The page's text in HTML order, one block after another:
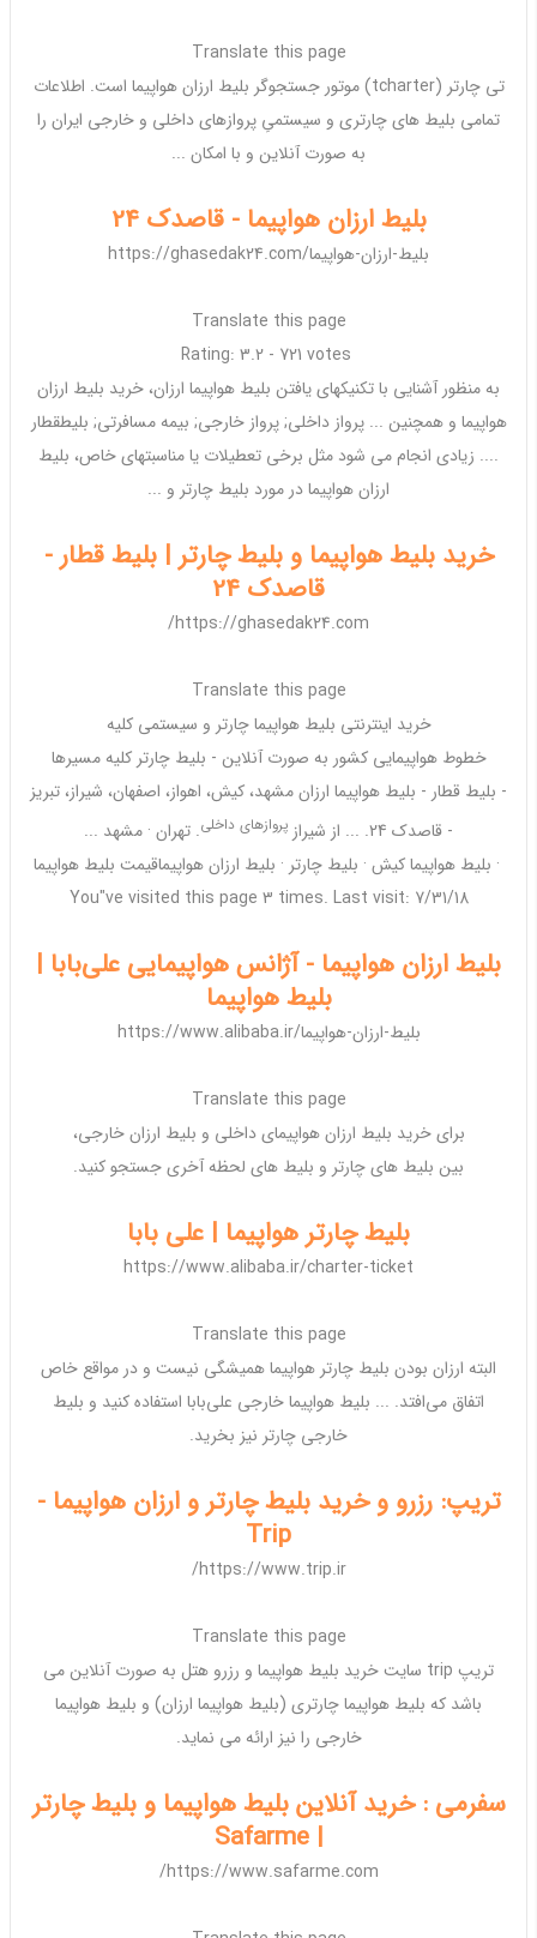
Translate this page
تیچارتر (tcharter) موتور جستجوگر بلیط ارزان هواپیما است. اطلاعات
تمامی بلیط های چارتری و سیستمیِ پروازهایداخلی و خارجی ایران را
به صورت آنلاین و با امکان ...
بلیط ارزان هواپیما - قاصدک 24
https://ghasedak24.com/بلیط-ارزان-هواپیما
Translate this page
به منظور آشنایی با تکنیکهای یافتن بلیط هواپیما ارزان، خرید بلیط ارزان
هواپیما و همچنین ... پروازداخلی; پروازخارجی; بیمه‌ مسافرتی; بلیطقطار
.... زیادی انجام می شود مثل برخی تعطیلات یا مناسبتهای خاص، بلیط
ارزان هواپیمادر مورد بلیط چارتر و ...
خرید بلیط هواپیما و بلیط چارتر | بلیط قطار -
قاصدک 24
https://ghasedak24.com/
Translate this page
خرید اینترنتی بلیط هواپیما چارتر و سیستمی کلیه
خطوطهواپیمایی کشور به صورت آنلاین - بلیط چارتر کلیه مسیرها
- بلیط قطار - بلیط هواپیما ارزانمشهد، کیش، اهواز، اصفهان، شیراز، تبریز
- قاصدک 24. ... از شیراز
پروازهای داخلی. تهران · مشهد ...
بلیط ارزان هواپیما · ‎ بلیط چارتر · ‎ بلیط هواپیما کیش · ‎
قیمت بلیط هواپیما
You"ve visited this page 3 times. Last visit: 7/31/18
بلیط ارزان هواپیما - آژانس هواپیمایی علی‌بابا |
بلیط هواپیما
https://www.alibaba.ir/بلیط-ارزان-هواپیما
Translate this page
برای خرید بلیط ارزان هواپیمای داخلی و بلیط ارزان خارجی،
بین بلیط هایچارتر و بلیط های لحظه آخری جستجو کنید.
بلیط چارتر هواپیما | علی بابا
https://www.alibaba.ir/charter-ticket
Translate this page
البته ارزان بودن بلیط چارتر هواپیماهمیشگی نیست و در مواقع خاص
اتفاق می‌افتد. ... بلیط هواپیما خارجی علی‌بابا استفاده کنید و بلیط
خارجی چارتر نیز بخرید.
تریپ: رزرو و خرید بلیط چارتر و ارزان هواپیما -
Trip
https://www.trip.ir/
Translate this page
تریپ trip سایت خرید
بلیط هواپیما و رزرو هتل به صورت آنلاین می
باشد که بلیط هواپیماچارتری (بلیط هواپیما ارزان) و بلیط هواپیما
خارجی را نیز ارائه می نماید.
سفرمی : خرید آنلاین بلیط هواپیما و بلیط چارتر
| Safarme
https://www.safarme.com/